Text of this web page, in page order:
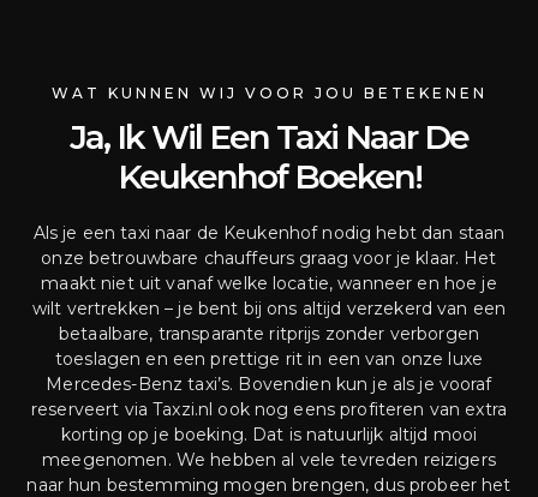
WAT KUNNEN WIJ VOOR JOU BETEKENEN
Ja, Ik Wil Een Taxi Naar De
Keukenhof Boeken!
Als je een taxi naar de Keukenhof nodig hebt dan staan
onze betrouwbare chauffeurs graag voor je klaar. Het
maakt niet uit vanaf welke locatie, wanneer en hoe je
wilt vertrekken – je bent bij ons altijd verzekerd van een
betaalbare, transparante ritprijs zonder verborgen
toeslagen en een prettige rit in een van onze luxe
Mercedes-Benz taxi’s. Bovendien kun je als je vooraf
reserveert via Taxzi.nl ook nog eens profiteren van extra
korting op je boeking. Dat is natuurlijk altijd mooi
meegenomen. We hebben al vele tevreden reizigers
naar hun bestemming mogen brengen, dus probeer het